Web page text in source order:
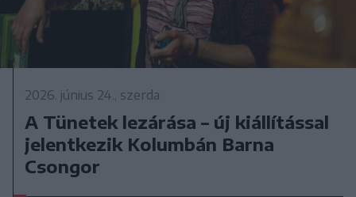
2026. június 24., szerda
A Tünetek lezárása – új kiállítással
jelentkezik Kolumbán Barna
Csongor